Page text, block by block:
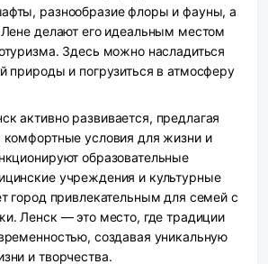
разнообразие флоры и фауны, а
делают его идеальным местом
Здесь можно насладиться
природы и погрузиться в атмосферу
активно развивается, предлагая
комфортные условия для жизни и
образовательные
учреждения и культурные
город привлекательным для семей с
Ленск — это место, где традиции
создавая уникальную
и творчества.